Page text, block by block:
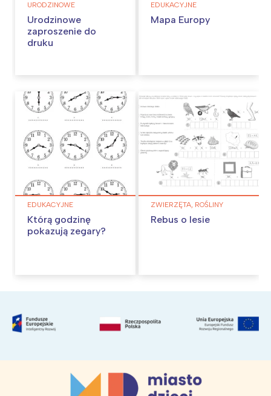
URODZINOWE
Urodzinowe
zaproszenie do
druku
EDUKACYJNE
Mapa Europy
EDUKACYJNE
Którą godzinę
pokazują zegary?
ZWIERZĘTA, ROŚLINY
Rebus o lesie